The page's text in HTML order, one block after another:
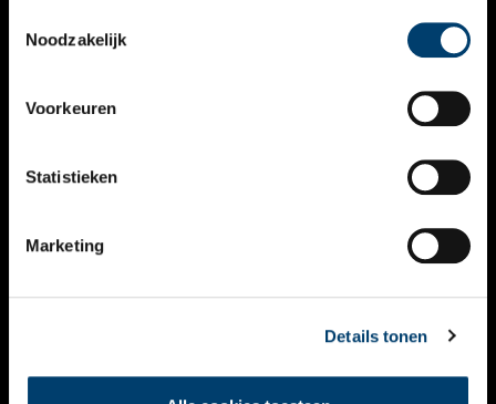
Noodzakelijk
Voorkeuren
Statistieken
Marketing
Details tonen
VERHALEN
KALENDER
THEMA’S
VIDEO’S
CONTACT